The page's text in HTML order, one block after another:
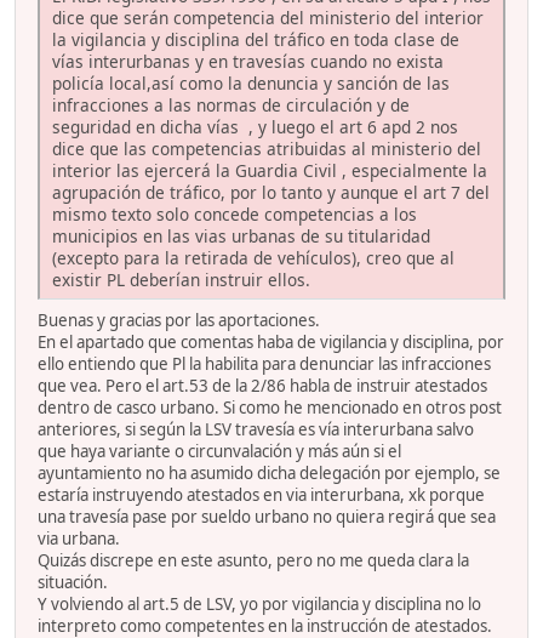
dice que serán competencia del ministerio del interior
la vigilancia y disciplina del tráfico en toda clase de
vías interurbanas y en travesías cuando no exista
policía local,así como la denuncia y sanción de las
infracciones a las normas de circulación y de
seguridad en dicha vías , y luego el art 6 apd 2 nos
dice que las competencias atribuidas al ministerio del
interior las ejercerá la Guardia Civil , especialmente la
agrupación de tráfico, por lo tanto y aunque el art 7 del
mismo texto solo concede competencias a los
municipios en las vias urbanas de su titularidad
(excepto para la retirada de vehículos), creo que al
existir PL deberían instruir ellos.
Buenas y gracias por las aportaciones.
En el apartado que comentas haba de vigilancia y disciplina, por
ello entiendo que Pl la habilita para denunciar las infracciones
que vea. Pero el art.53 de la 2/86 habla de instruir atestados
dentro de casco urbano. Si como he mencionado en otros post
anteriores, si según la LSV travesía es vía interurbana salvo
que haya variante o circunvalación y más aún si el
ayuntamiento no ha asumido dicha delegación por ejemplo, se
estaría instruyendo atestados en via interurbana, xk porque
una travesía pase por sueldo urbano no quiera regirá que sea
via urbana.
Quizás discrepe en este asunto, pero no me queda clara la
situación.
Y volviendo al art.5 de LSV, yo por vigilancia y disciplina no lo
interpreto como competentes en la instrucción de atestados.